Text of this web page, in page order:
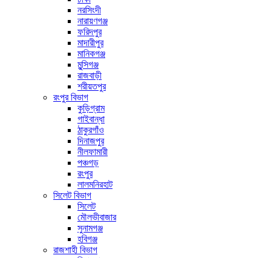
নরসিংদী
নারায়ণগঞ্জ
ফরিদপুর
মাদারীপুর
মানিকগঞ্জ
মুন্সিগঞ্জ
রাজবাড়ী
শরীয়তপুর
রংপুর বিভাগ
কুড়িগ্রাম
গাইবান্ধা
ঠাকুরগাঁও
দিনাজপুর
নীলফামারী
পঞ্চগড়
রংপুর
লালমনিরহাট
সিলেট বিভাগ
সিলেট
মৌলভীবাজার
সুনামগঞ্জ
হবিগঞ্জ
রাজশাহী বিভাগ